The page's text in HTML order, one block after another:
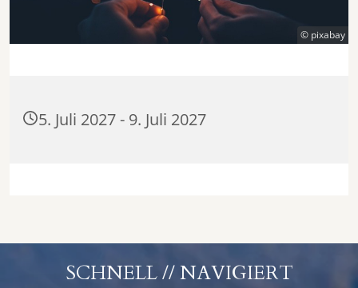
© pixabay
5. Juli 2027 - 9. Juli 2027
SCHNELL // NAVIGIERT